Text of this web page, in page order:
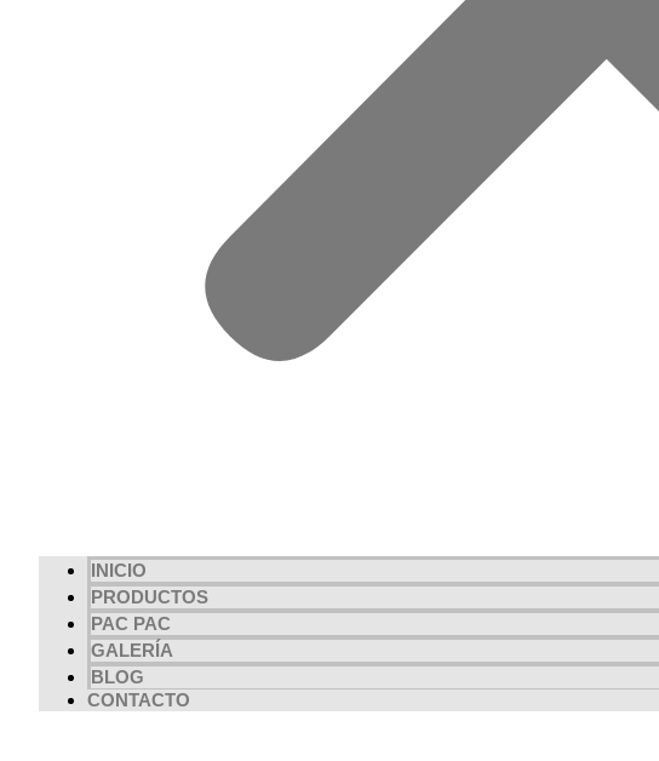
INICIO
PRODUCTOS
PAC PAC
GALERÍA
BLOG
CONTACTO